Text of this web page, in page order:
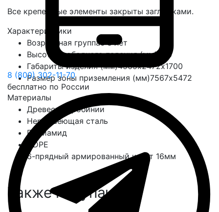
8 (800) 302-11-70
бесплатно по России
Все крепежные элементы закрыты заглушками.
Характеристики
Возрастная группас 3 лет
Высота свободного падения (мм) 450
Габариты изделия (мм)4565х2472х1700
Размер зоны приземления (мм)7567х5472
Материалы
Древесина робинии
Нержавеющая сталь
Полиамид
HDPE
6-прядный армированный канат 16мм
Также покупают: